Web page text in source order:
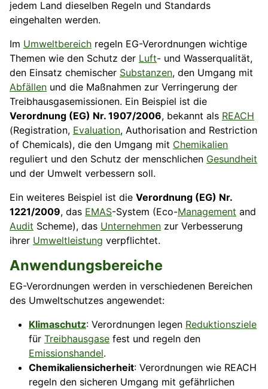
jedem Land dieselben Regeln und Standards
eingehalten werden.
Im Umweltbereich regeln EG-Verordnungen wichtige
Themen wie den Schutz der Luft- und Wasserqualität,
den Einsatz chemischer Substanzen, den Umgang mit
Abfällen und die Maßnahmen zur Verringerung der
Treibhausgasemissionen. Ein Beispiel ist die
Verordnung (EG) Nr. 1907/2006, bekannt als REACH
(Registration, Evaluation, Authorisation and Restriction
of Chemicals), die den Umgang mit Chemikalien
reguliert und den Schutz der menschlichen Gesundheit
und der Umwelt verbessern soll.
Ein weiteres Beispiel ist die Verordnung (EG) Nr.
1221/2009, das EMAS-System (Eco-Management and
Audit Scheme), das Unternehmen zur Verbesserung
ihrer Umweltleistung verpflichtet.
Anwendungsbereiche
EG-Verordnungen werden in verschiedenen Bereichen
des Umweltschutzes angewendet:
Klimaschutz: Verordnungen legen Reduktionsziele
für Treibhausgase fest und regeln den
Emissionshandel.
Chemikaliensicherheit: Verordnungen wie REACH
regeln den sicheren Umgang mit gefährlichen